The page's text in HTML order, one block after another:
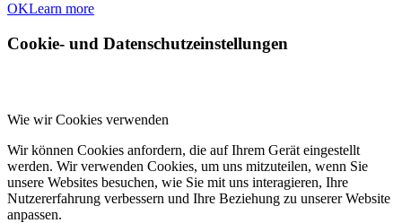
OKLearn more
Cookie- und Datenschutzeinstellungen
Wie wir Cookies verwenden
Wir können Cookies anfordern, die auf Ihrem Gerät eingestellt
werden. Wir verwenden Cookies, um uns mitzuteilen, wenn Sie
unsere Websites besuchen, wie Sie mit uns interagieren, Ihre
Nutzererfahrung verbessern und Ihre Beziehung zu unserer Website
anpassen.